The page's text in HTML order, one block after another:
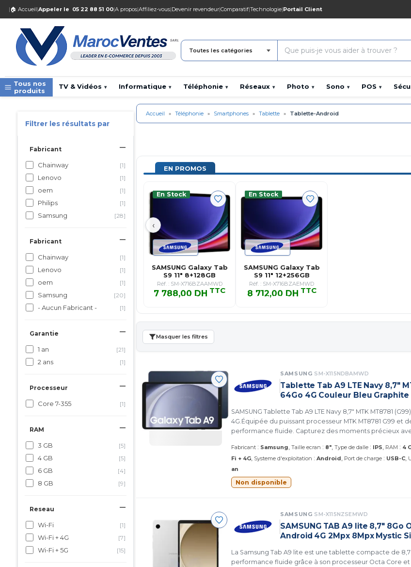
| 🏠 Accueil|Appeler le 05 22 88 51 00|A propos|Affiliez-vous|Devenir revendeur|Comparatif|Technologie|Portail Client
Toutes les catégories
Tous nos
produits
TV & Vidéos ▾ Informatique ▾ Téléphonie ▾ Réseaux ▾ Photo ▾ Sono ▾ POS ▾
Filtrer les résultats par
Fabricant
Chainway [1]
Lenovo [1]
oem [1]
Philips [1]
Samsung [28]
Fabricant
Chainway [1]
Lenovo [1]
oem [1]
Samsung [20]
- Aucun Fabricant - [1]
Garantie
1 an [21]
2 ans [1]
Processeur
Core 7-355 [1]
RAM
3 GB [5]
4 GB [5]
6 GB [4]
8 GB [9]
Reseau
Wi-Fi [1]
Wi-Fi + 4G [7]
Wi-Fi + 5G [15]
Accueil » Téléphonie » Smartphones » Tablette » Tablette-Android
EN PROMOS
‹
En Stock
SAMSUNG Galaxy Tab
S9 11" 8+128GB
Graphite
Réf. : SM-X716BZAAMWD
7 788,00 DH TTC
7 788,00 DH TTC
En Stock
SAMSUNG Galaxy Tab
S9 11" 12+256GB
Graphite
Réf. : SM-X716BZAEMWD
8 712,00 DH TTC
8 712,00 DH TTC
Masquer les filtres
SAMSUNG SM-X115NDBAMWD
Tablette Tab A9 LTE Navy 8,7"
64Go 4G Couleur Bleu Graphite
SAMSUNG Tablette Tab A9 LTE Navy 8,7" MTK MT8781
4G.Équipée du puissant processeur MTK MT8781 G99 et
performance fluide. Capturez des moments précieux
Fabricant : Samsung Taille ecran : 8" Type de dalle : IPS RAM : 4
Fi + 4G Systeme d'exploitation : Android Port de charge : USB-C
an
Non disponible
SAMSUNG SM-X115NZSEMWD
SAMSUNG TAB A9 lite 8,7" 8Go
Android 4G 2Mpx 8Mpx Mystic
La Samsung Tab A9 lite est une tablette compacte de
performance fluide grâce à son processeur Octa Core et